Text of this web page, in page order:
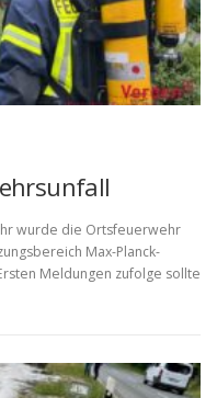
wurde die Ortsfeuerwehr
Max-Planck-
Meldungen zufolge sollte